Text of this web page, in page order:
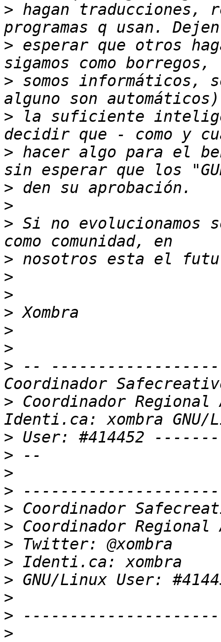
> hagan traducciones,
> esperar que otros
> somos informáticos,
> la suficiente
> hacer algo para el
>
>
> Si no evolucionamos
>
>
>
>
>
>
> --
> Coordinador Regional
>
>
>
>
>
>
>
>
>
>
>
>